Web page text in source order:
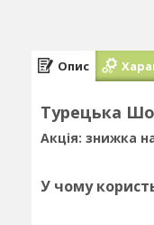
Опис
Турецька
Акція: знижка
У чому